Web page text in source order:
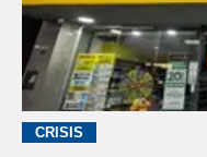
CRISIS